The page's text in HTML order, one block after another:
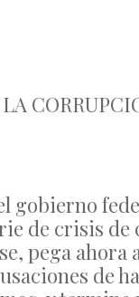
gobierno
de crisis
pega
de